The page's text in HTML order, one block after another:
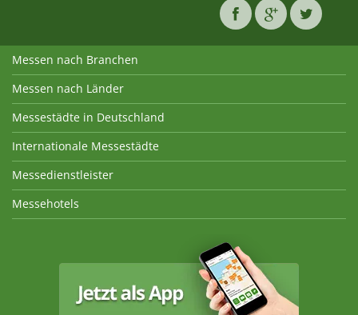
Messen nach Branchen
Messen nach Länder
Messestädte in Deutschland
Internationale Messestädte
Messedienstleister
Messehotels